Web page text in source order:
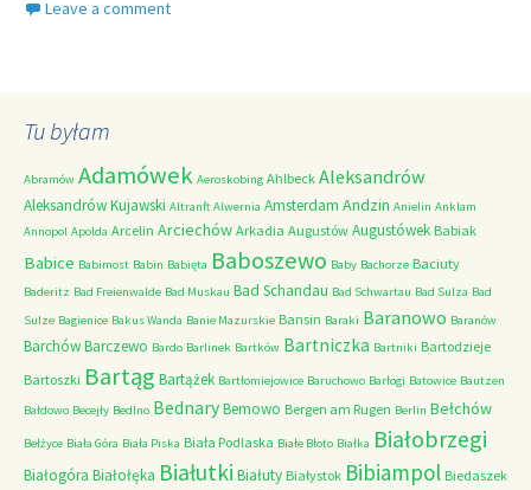
Leave a comment
Tu byłam
Abramów Adamówek Aeroskobing Ahlbeck Aleksandrów
Aleksandrów Kujawski Altranft Alwernia Amsterdam Andzin Anielin Anklam
Annopol Apolda Arcelin Arciechów Arkadia Augustów Augustówek Babiak
Babice Babimost Babin Babięta Baboszewo Baby Bachorze Baciuty
Baderitz Bad Freienwalde Bad Muskau Bad Schandau Bad Schwartau Bad Sulza Bad
Sulze Bagienice Bakus Wanda Banie Mazurskie Bansin Baraki Baranowo Baranów
BarchówBarczewo Bardo Barlinek Bartków Bartniczka Bartniki Bartodzieje
Bartoszki Bartąg Bartążek Bartłomiejowice Baruchowo Barłogi Batowice Bautzen
Bałdowo Becejły Bedlno BednaryBemowo Bergen am Rugen Berlin Bełchów
Bełżyce Biała Góra Biała Piska Biała Podlaska Białe Błoto Białka Białobrzegi
Białogóra Białołęka Białutki Białuty Białystok Bibiampol Biedaszek